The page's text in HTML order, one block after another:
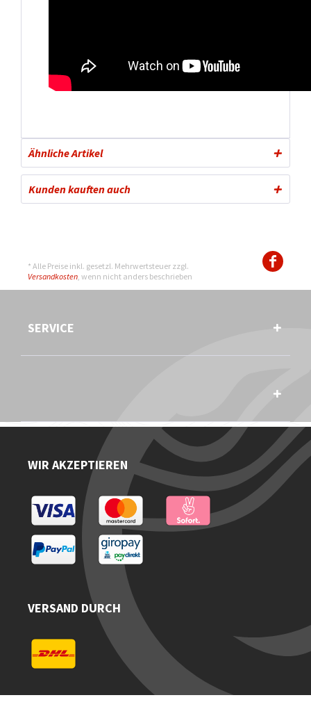
Ähnliche Artikel
Kunden kauften auch
* Alle Preise inkl. gesetzl. Mehrwertsteuer zzgl.
Versandkosten , wenn nicht anders beschrieben
SERVICE
WIR AKZEPTIEREN
VERSAND DURCH